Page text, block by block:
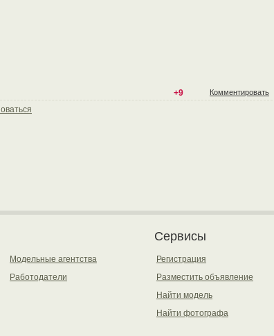
+9 Комментировать
Модельные агентства
Работодатели
Сервисы
Регистрация
Разместить объявление
Найти модель
Найти фотографа